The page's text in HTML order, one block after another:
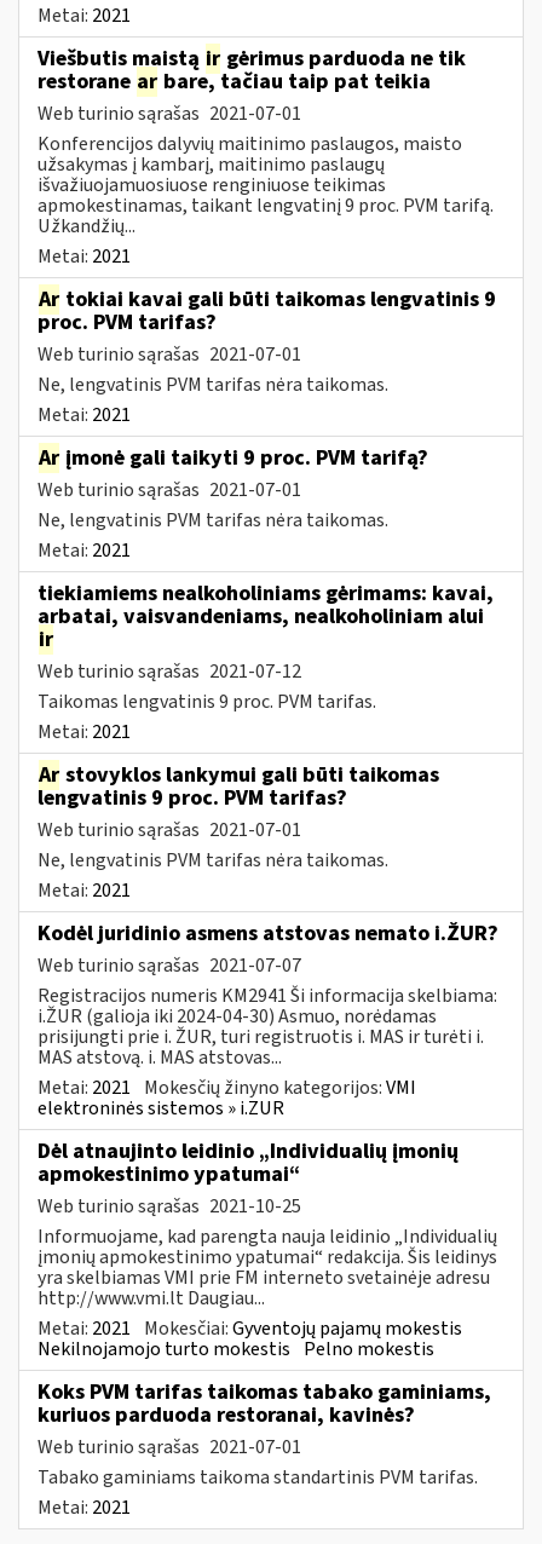
Metai: 2021
Viešbutis maistą ir gėrimus parduoda ne tik
restorane ar bare, tačiau taip pat teikia
Web turinio sąrašas 2021-07-01
Konferencijos dalyvių maitinimo paslaugos, maisto
užsakymas į kambarį, maitinimo paslaugų
išvažiuojamuosiuose renginiuose teikimas
apmokestinamas, taikant lengvatinį 9 proc. PVM tarifą.
Užkandžių...
Metai: 2021
Ar tokiai kavai gali būti taikomas lengvatinis 9
proc. PVM tarifas?
Web turinio sąrašas 2021-07-01
Ne, lengvatinis PVM tarifas nėra taikomas.
Metai: 2021
Ar įmonė gali taikyti 9 proc. PVM tarifą?
Web turinio sąrašas 2021-07-01
Ne, lengvatinis PVM tarifas nėra taikomas.
Metai: 2021
tiekiamiems nealkoholiniams gėrimams: kavai,
arbatai, vaisvandeniams, nealkoholiniam alui
ir
Web turinio sąrašas 2021-07-12
Taikomas lengvatinis 9 proc. PVM tarifas.
Metai: 2021
Ar stovyklos lankymui gali būti taikomas
lengvatinis 9 proc. PVM tarifas?
Web turinio sąrašas 2021-07-01
Ne, lengvatinis PVM tarifas nėra taikomas.
Metai: 2021
Kodėl juridinio asmens atstovas nemato i.ŽUR?
Web turinio sąrašas 2021-07-07
Registracijos numeris KM2941 Ši informacija skelbiama:
i.ŽUR (galioja iki 2024-04-30) Asmuo, norėdamas
prisijungti prie i. ŽUR, turi registruotis i. MAS ir turėti i.
MAS atstovą. i. MAS atstovas...
Metai: 2021 Mokesčių žinyno kategorijos:VMI
elektroninės sistemos » i.ZUR
Dėl atnaujinto leidinio „Individualių įmonių
apmokestinimo ypatumai“
Web turinio sąrašas 2021-10-25
Informuojame, kad parengta nauja leidinio „Individualių
įmonių apmokestinimo ypatumai“ redakcija. Šis leidinys
yra skelbiamas VMI prie FM interneto svetainėje adresu
http://www.vmi.lt Daugiau...
Metai: 2021 Mokesčiai:Gyventojų pajamų mokestis
Nekilnojamojo turto mokestis Pelno mokestis
Koks PVM tarifas taikomas tabako gaminiams,
kuriuos parduoda restoranai, kavinės?
Web turinio sąrašas 2021-07-01
Tabako gaminiams taikoma standartinis PVM tarifas.
Metai: 2021